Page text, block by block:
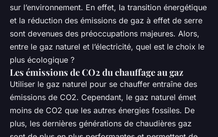
sur l’environnement. En effet, la transition énergétique
et la réduction des émissions de gaz à effet de serre
sont devenues des préoccupations majeures. Alors,
entre le gaz naturel et l’électricité, quel est le choix le
plus écologique ?
Les émissions de CO2 du chauffage au gaz
Utiliser le gaz naturel pour se chauffer entraîne des
émissions de CO2. Cependant, le gaz naturel émet
moins de CO2 que les autres énergies fossiles. De
plus, les dernières générations de chaudières gaz